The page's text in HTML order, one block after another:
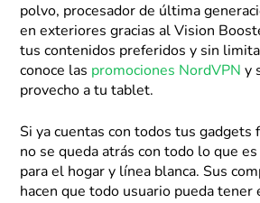
polvo, procesador de última
en exteriores gracias al Vision
tus contenidos preferidos y sin
conoce las promociones NordVPN y
provecho a tu tablet.
Si ya cuentas con todos tus gadgets
no se queda atrás con todo lo que
para el hogar y línea blanca. Sus
hacen que todo usuario pueda tener